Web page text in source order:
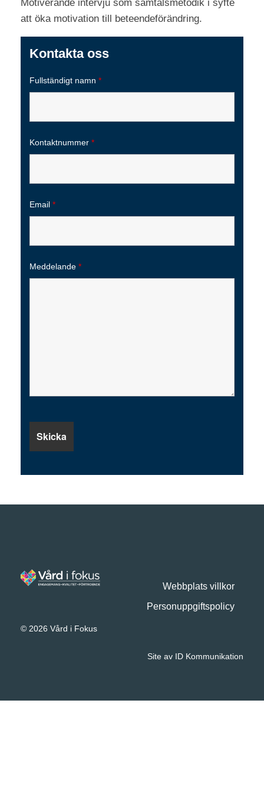
Motiverande intervju som samtalsmetodik i syfte
att öka motivation till beteendeförändring.
Kontakta oss
Fullständigt namn *
Kontaktnummer *
Email *
Meddelande *
© 2026 Vård i Fokus
Webbplats villkor
Personuppgiftspolicy
Site av ID Kommunikation